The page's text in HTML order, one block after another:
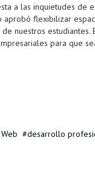
a las inquietudes de
aprobó flexibilizar
nuestros
para que
desarrollo